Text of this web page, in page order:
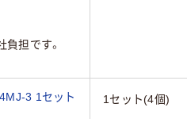
担です。
3 1セット
1セット(4個)